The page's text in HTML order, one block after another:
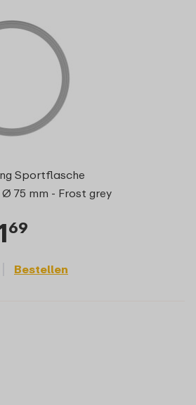
Sportflasche
75 mm - Frost grey
69
Bestellen